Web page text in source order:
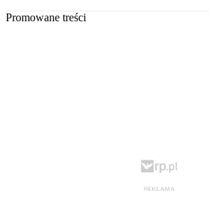
Promowane treści